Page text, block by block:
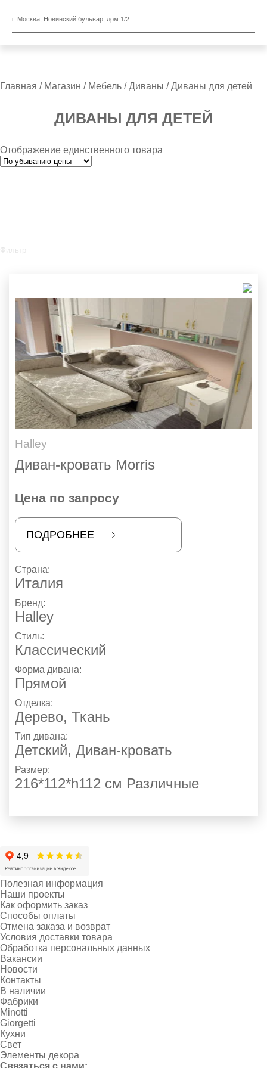
г. Москва, Новинский бульвар, дом 1/2
Главная / Магазин / Мебель /Диваны / Диваны для детей
ДИВАНЫ ДЛЯ ДЕТЕЙ
Отображение единственного товара
Фильтр
Halley
Диван-кровать Morris
Цена по запросу
ПОДРОБНЕЕ
Страна:
Италия
Бренд:
Halley
Стиль:
Классический
Форма дивана:
Прямой
Отделка:
Дерево, Ткань
Тип дивана:
Детский, Диван-кровать
Размер:
216*112*h112 см Различные
Полезная информация
Наши проекты
Как оформить заказ
Способы оплаты
Отмена заказа и возврат
Условия доставки товара
Обработка персональных данных
Вакансии
Новости
Контакты
В наличии
Фабрики
Minotti
Giorgetti
Кухни
Свет
Элементы декора
Связаться с нами: